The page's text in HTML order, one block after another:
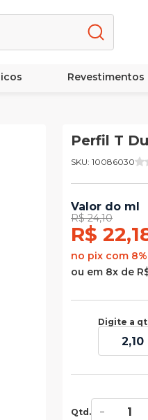
Revestimentos
Perfil T
SKU: 10086030
Valor do ml
R$ 24,10
R$
no pix com
ou em 8x de
Digite a
Qtd.